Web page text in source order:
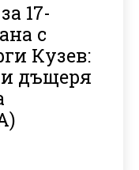
17-
с
Кузев:
дъщеря